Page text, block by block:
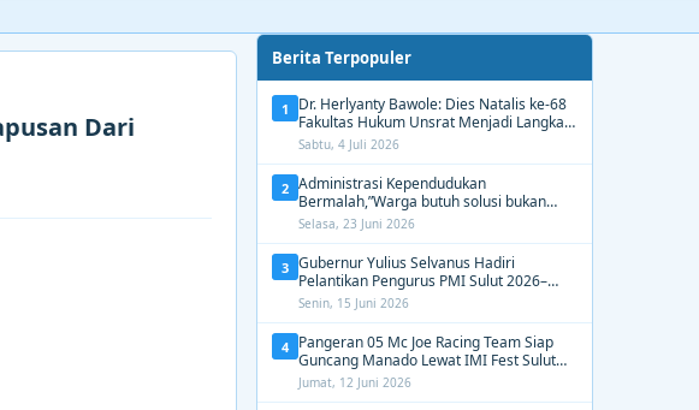
Dari
Berita Terpopuler
1
Dr. Herlyanty Bawole: Dies Natalis ke-68
Fakultas Hukum Unsrat Menjadi Langkah
Nyata Membangun Generasi Hukum
Berdampak
Sabtu, 4 Juli 2026
2 Administrasi Kependudukan
Bermalah,”Warga butuh solusi bukan
Alasan dari Disdukcapil Manado
Selasa, 23 Juni 2026
3 Gubernur Yulius Selvanus Hadiri
Pelantikan Pengurus PMI Sulut 2026–
2031, Tekankan Gerak Cepat untuk
Kemanusiaan
Senin, 15 Juni 2026
4 Pangeran 05 Mc Joe Racing Team Siap
Guncang Manado Lewat IMI Fest Sulut
2026 Apex Drag Championship
Jumat, 12 Juni 2026